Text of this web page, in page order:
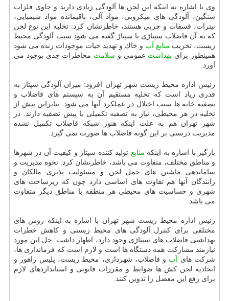
وی با اشاره به اینكه این لجن ها آلودگی زیادی دارند و حاوی فلزات
سنگین، آلودگی های میكروبی، مواد آلی، باقیمانده مواد شیمیایی،
نیترات، فسفات و چربی هستند، خاطرنشان كرد: تخلیه این نوع لجن
كه به آن فاضلاب سپتاژی یا سپتاژ گفته می شود سبب آلودگی محیط
زیست، تخریب منابع آب و خاك و تهدید حیات موجودات زنده می شود
همینطور برای بهداشت عمومی و سلامت مخاطرات جدی بوجود می
آورد.
رئیس اداره محیط زیست شهر تهران افزود: میزان آلودگی سپتاژ به
قدری زیاد است كه تخلیه مستقیم آن به سیستم های فاضلاب و
تصفیه خانه ها سبب اختلال در عملكرد آنها می شود. بنابراین پیش از
تخلیه در هر محیطی، نیاز به تصفیه تكمیلی یا پیش تصفیه دارند. در
شهر تهران هم به علت اینكه هنوز شبكه فاضلاب تكمیل نشده
مدیریت درستی بر این گونه فاضلاب ها صورت نمی گیرد.
بازگیر با اشاره به اینكه منابع تولید كننده سپتاژ و كیفیت آن در شهرها
و مناطق مختلف، متفاوت می باشد، خاطرنشان كرد: نحوه مدیریت و
ساماندهی ماشین های حمل لجن و مسئولیت پذیری مالكان و
رانندگان آنها هم تفاوت های اساسی دارد چون كه زیرساخت های
شهری و حساسیت های محیطی هر منطقه با مناطق دیگر متفاوت
می باشد.
رئیس اداره محیط زیست شهر تهران با اشاره به اینكه روش های
مختلفی برای كنترل آلودگی های محیط زیستی و كاهش خطرات
بهداشتی فاضلاب های سپتاژی وجود دارد، اظهار داشت: حل این مورد
نیازمند مشاركت همه دستگاه ها است و لازم است كه فرمانداری ها،
شركت های آب و فاضلاب، شهرداری، محیط زیست، پلیس راهور و
اتحادیه لجن كش ها ضوابط و مقررات قانونی و استانداردهای لازم
برای رفع این معضل را تدوین كنند.